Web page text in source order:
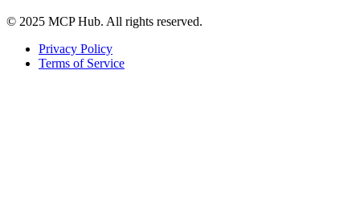
© 2025 MCP Hub. All rights reserved.
Privacy Policy
Terms of Service